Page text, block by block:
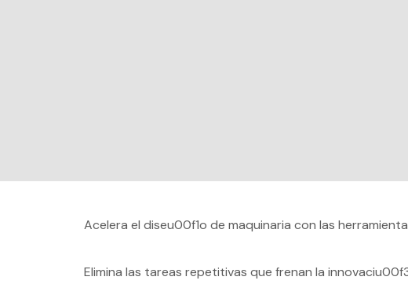
Acelera el diseu00f1o de maquinaria con las
Elimina las tareas repetitivas que frenan la